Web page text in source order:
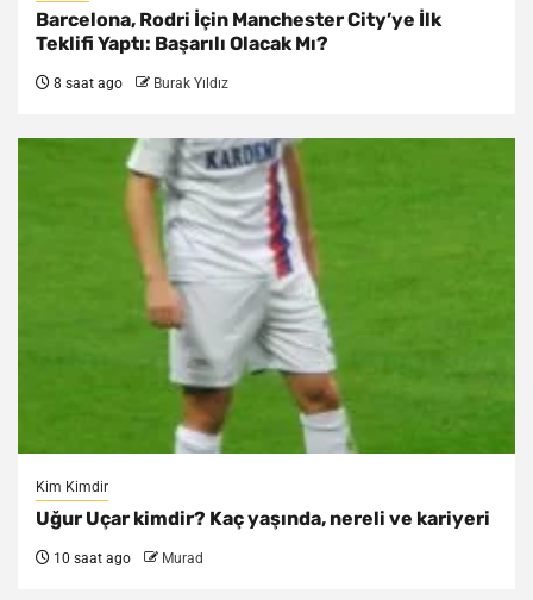
Barcelona, Rodri İçin Manchester City’ye İlk
Teklifi Yaptı: Başarılı Olacak Mı?
8 saat ago Burak Yıldız
Kim Kimdir
Uğur Uçar kimdir? Kaç yaşında, nereli ve kariyeri
10 saat ago Murad